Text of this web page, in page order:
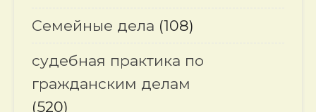
Семейные дела (108)
судебная практика по
гражданским делам
(520)